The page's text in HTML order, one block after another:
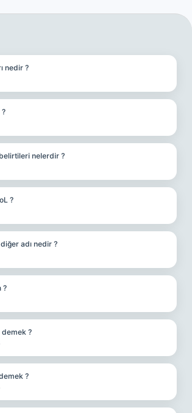
nedir ?
belirtileri nelerdir ?
?
adı nedir ?
?
demek ?
?